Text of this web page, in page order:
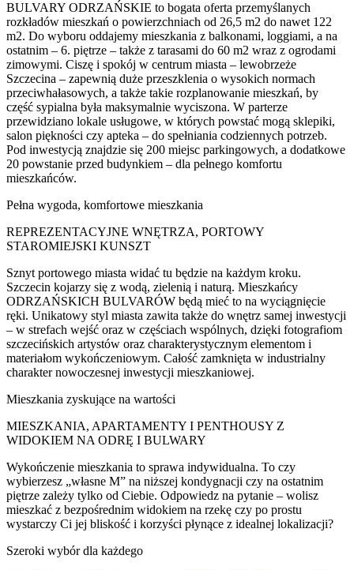
BULVARY ODRZAŃSKIE to bogata oferta przemyślanych
rozkładów mieszkań o powierzchniach od 26,5 m2 do nawet 122
m2. Do wyboru oddajemy mieszkania z balkonami, loggiami, a na
ostatnim – 6. piętrze – także z tarasami do 60 m2 wraz z ogrodami
zimowymi. Ciszę i spokój w centrum miasta – lewobrzeże
Szczecina – zapewnią duże przeszklenia o wysokich normach
przeciwhałasowych, a także takie rozplanowanie mieszkań, by
część sypialna była maksymalnie wyciszona. W parterze
przewidziano lokale usługowe, w których powstać mogą sklepiki,
salon piękności czy apteka – do spełniania codziennych potrzeb.
Pod inwestycją znajdzie się 200 miejsc parkingowych, a dodatkowe
20 powstanie przed budynkiem – dla pełnego komfortu
mieszkańców.
Pełna wygoda, komfortowe mieszkania
REPREZENTACYJNE WNĘTRZA, PORTOWY
STAROMIEJSKI KUNSZT
Sznyt portowego miasta widać tu będzie na każdym kroku.
Szczecin kojarzy się z wodą, zielenią i naturą. Mieszkańcy
ODRZAŃSKICH BULVARÓW będą mieć to na wyciągnięcie
ręki. Unikatowy styl miasta zawita także do wnętrz samej inwestycji
– w strefach wejść oraz w częściach wspólnych, dzięki fotografiom
szczecińskich artystów oraz charakterystycznym elementom i
materiałom wykończeniowym. Całość zamknięta w industrialny
charakter nowoczesnej inwestycji mieszkaniowej.
Mieszkania zyskujące na wartości
MIESZKANIA, APARTAMENTY I PENTHOUSY Z
WIDOKIEM NA ODRĘ I BULWARY
Wykończenie mieszkania to sprawa indywidualna. To czy
wybierzesz „własne M” na niższej kondygnacji czy na ostatnim
piętrze zależy tylko od Ciebie. Odpowiedz na pytanie – wolisz
mieszkać z bezpośrednim widokiem na rzekę czy po prostu
wystarczy Ci jej bliskość i korzyści płynące z idealnej lokalizacji?
Szeroki wybór dla każdego